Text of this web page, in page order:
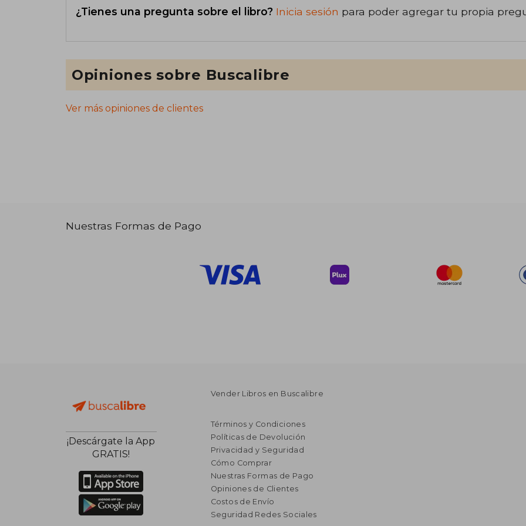
¿Tienes una pregunta sobre el libro? Inicia sesión para poder agregar tu propia
Opiniones sobre Buscalibre
Ver más opiniones de clientes
Nuestras Formas de Pago
¡Descárgate la App
GRATIS!
Vender Libros en Buscalibre
Términos y Condiciones
Políticas de Devolución
Privacidad y Seguridad
Cómo Comprar
Nuestras Formas de Pago
Opiniones de Clientes
Costos de Envío
Seguridad Redes Sociales